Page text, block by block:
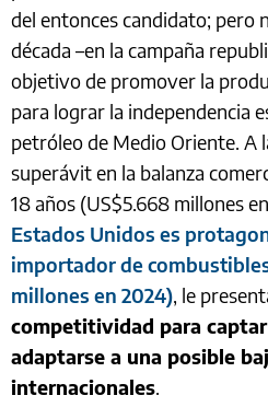
del entonces candidato; pero
década –en la campaña
objetivo de promover la
para lograr la independencia
petróleo de Medio Oriente. A
superávit en la balanza
18 años (US$5.668 millones
Estados Unidos es
importador de
millones en 2024), le
competitividad para
adaptarse a una posible
internacionales.